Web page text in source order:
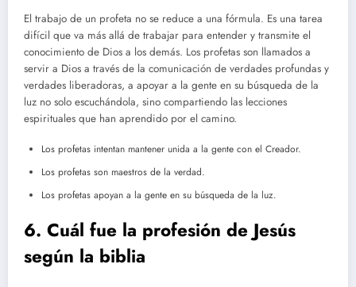
El trabajo de un profeta no se reduce a una fórmula. Es una tarea
difícil que va más allá de trabajar para entender y transmite el
conocimiento de Dios a los demás. Los profetas son llamados a
servir a Dios a través de la comunicación de verdades profundas y
verdades liberadoras, a apoyar a la gente en su búsqueda de la
luz no solo escuchándola, sino compartiendo las lecciones
espirituales que han aprendido por el camino.
Los profetas intentan mantener unida a la gente con el Creador.
Los profetas son maestros de la verdad.
Los profetas apoyan a la gente en su búsqueda de la luz.
6. Cuál fue la profesión de Jesús
según la biblia